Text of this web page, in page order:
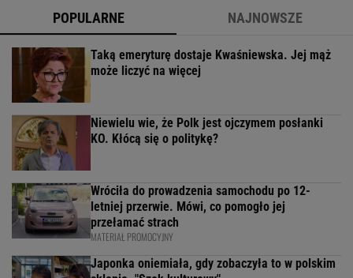
POPULARNE NAJNOWSZE
Taką emeryturę dostaje Kwaśniewska. Jej mąż
może liczyć na więcej
Niewielu wie, że Polk jest ojczymem posłanki
KO. Kłócą się o politykę?
Wróciła do prowadzenia samochodu po 12-
letniej przerwie. Mówi, co pomogło jej
przełamać strach
MATERIAŁ PROMOCYJNY
Japonka oniemiała, gdy zobaczyła to w polskim